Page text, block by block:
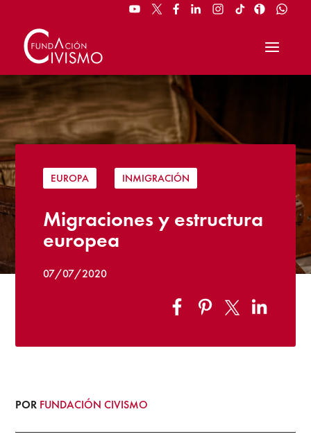
EUROPA INMIGRACIÓN
Migraciones y estructura
europea
07/07/2020
POR FUNDACIÓN CIVISMO